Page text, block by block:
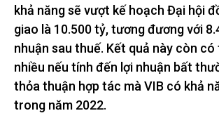
khả năng sẽ vượt kế hoạch Đại hội
giao là 10.500 tỷ, tương đương với
nhuận sau thuế. Kết quả này còn
nhiều nếu tính đến lợi nhuận bất
thỏa thuận hợp tác mà VIB có khả
trong năm 2022.